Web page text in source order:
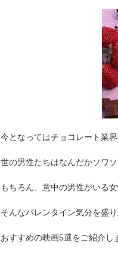
今となってはチョコレート業界
世の男性たちはなんだかソワソ
もちろん、意中の男性がいる
そんなバレンタイン気分を盛
おすすめの映画5選をご紹介し